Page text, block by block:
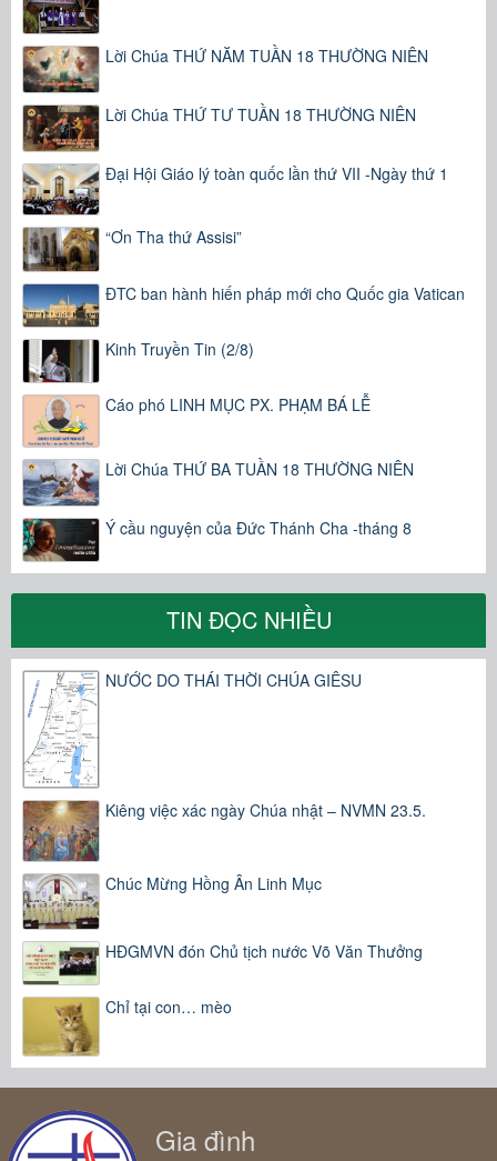
Lời Chúa THỨ NĂM TUẦN 18 THƯỜNG NIÊN
Lời Chúa THỨ TƯ TUẦN 18 THƯỜNG NIÊN
Đại Hội Giáo lý toàn quốc lần thứ VII -Ngày thứ 1
“Ơn Tha thứ Assisi”
ĐTC ban hành hiến pháp mới cho Quốc gia Vatican
Kinh Truyền Tin (2/8)
Cáo phó LINH MỤC PX. PHẠM BÁ LỄ
Lời Chúa THỨ BA TUẦN 18 THƯỜNG NIÊN
Ý cầu nguyện của Đức Thánh Cha -tháng 8
TIN ĐỌC NHIỀU
NƯỚC DO THÁI THỜI CHÚA GIÊSU
Kiêng việc xác ngày Chúa nhật – NVMN 23.5.
Chúc Mừng Hồng Ân Linh Mục
HĐGMVN đón Chủ tịch nước Võ Văn Thưởng
Chỉ tại con… mèo
Gia đình